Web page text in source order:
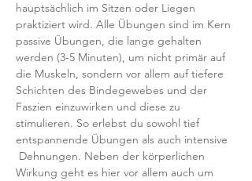
hauptsächlich im Sitzen oder Liegen
praktiziert wird. Alle Übungen sind im Kern
passive Übungen, die lange gehalten
werden (3-5 Minuten), um nicht primär auf
die Muskeln, sondern vor allem auf tiefere
Schichten des Bindegewebes und der
Faszien einzuwirken und diese zu
stimulieren. So erlebst du sowohl tief
entspannende Übungen als auch intensive
Dehnungen. Neben der körperlichen
Wirkung geht es hier vor allem auch um